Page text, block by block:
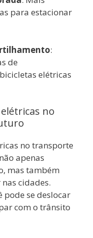
para estacionar
:
de
elétricas
no
no transporte
apenas
mas também
cidades.
pode se deslocar
com o trânsito